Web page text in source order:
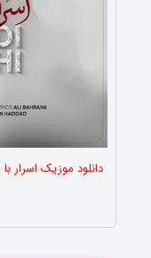
دانلود موزیک اسرار